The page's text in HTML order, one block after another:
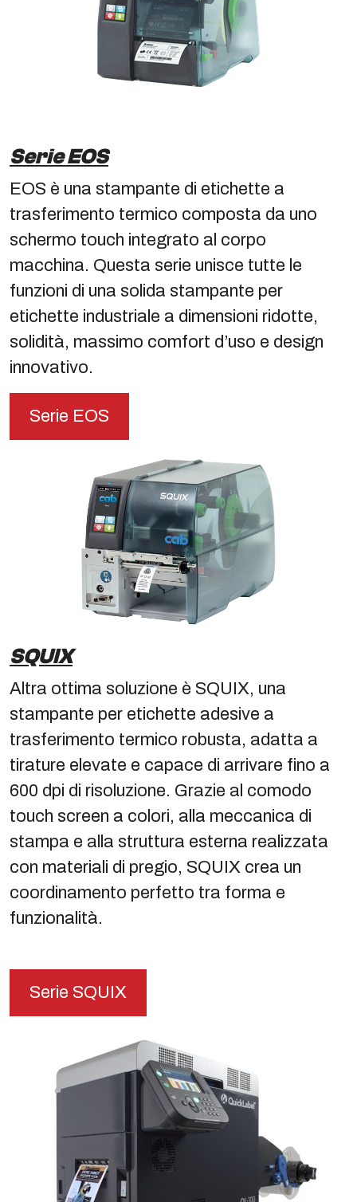
Serie EOS
EOS è una stampante di etichette a
trasferimento termico composta da uno
schermo touch integrato al corpo
macchina. Questa serie unisce tutte le
funzioni di una solida stampante per
etichette industriale a dimensioni ridotte,
solidità, massimo comfort d’uso e design
innovativo.
Serie EOS
SQUIX
Altra ottima soluzione è SQUIX, una
stampante per etichette adesive a
trasferimento termico robusta, adatta a
tirature elevate e capace di arrivare fino a
600 dpi di risoluzione. Grazie al comodo
touch screen a colori, alla meccanica di
stampa e alla struttura esterna realizzata
con materiali di pregio, SQUIX crea un
coordinamento perfetto tra forma e
funzionalità.
Serie SQUIX